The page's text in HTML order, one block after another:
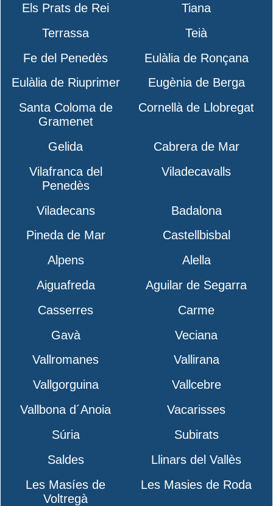
Els Prats de Rei
Tiana
Terrassa
Teià
Fe del Penedès
Eulàlia de Ronçana
Eulàlia de Riuprimer
Eugènia de Berga
Santa Coloma de
Gramenet
Cornellà de Llobregat
Gelida
Cabrera de Mar
Vilafranca del
Penedès
Viladecavalls
Viladecans
Badalona
Pineda de Mar
Castellbisbal
Alpens
Alella
Aiguafreda
Aguilar de Segarra
Casserres
Carme
Gavà
Veciana
Vallromanes
Vallirana
Vallgorguina
Vallcebre
Vallbona d´Anoia
Vacarisses
Súria
Subirats
Saldes
Llinars del Vallès
Les Masíes de
Voltregà
Les Masies de Roda